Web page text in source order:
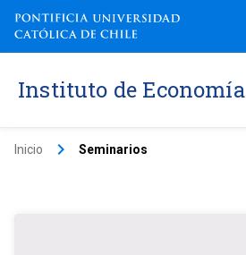
Instituto de Economía
Inicio keyboard_arrow_right Seminarios